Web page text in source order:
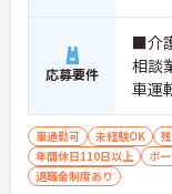
応募要件
■介
相談
車運
車通勤可 未経験OK
年間休日110日以上
ボ
退職金制度あり